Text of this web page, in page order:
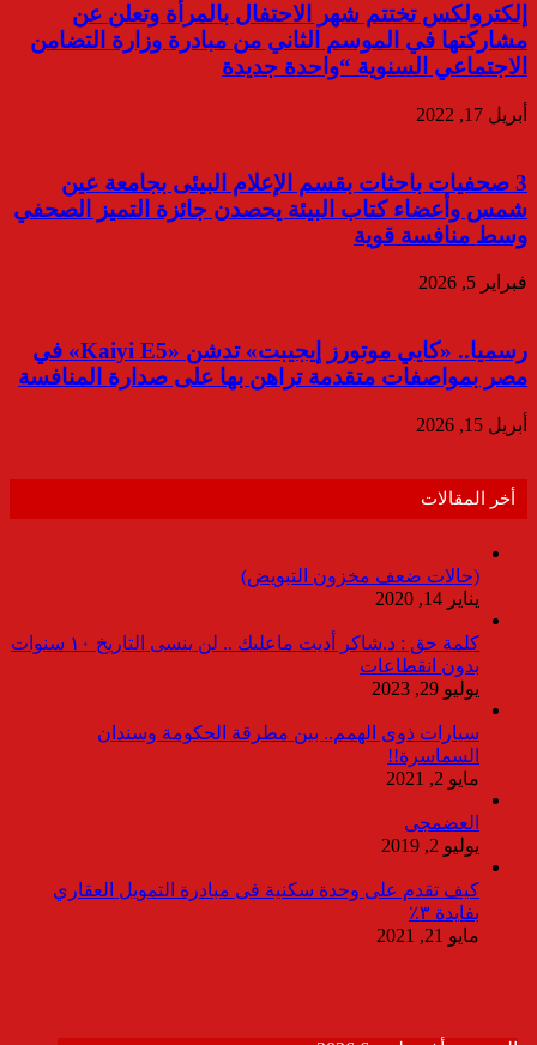
إلكترولكس تختتم شهر الاحتفال بالمرأة وتعلن عن
مشاركتها في الموسم الثاني من مبادرة وزارة التضامن
الاجتماعي السنوية “واحدة جديدة
أبريل 17, 2022
3 صحفيات باحثات بقسم الإعلام البيئى بجامعة عين
شمس وأعضاء كتاب البيئة يحصدن جائزة التميز الصحفي
وسط منافسة قوية
فبراير 5, 2026
رسميا.. «كايي موتورز إيجيبت» تدشن «Kaiyi E5» في
مصر بمواصفات متقدمة تراهن بها على صدارة المنافسة
أبريل 15, 2026
أخر المقالات
(حالات ضعف مخزون التبويض)
يناير 14, 2020
كلمة حق : د.شاكر أديت ماعليك .. لن ينسى التاريخ ١٠ سنوات
بدون انقطاعات
يوليو 29, 2023
سيارات ذوى الهمم.. بين مطرقة الحكومة وسندان
السماسرة!!
مايو 2, 2021
العضمجى
يوليو 2, 2019
كيف تقدم على وحدة سكنية فى مبادرة التمويل العقاري
بفايدة ٣٪
مايو 21, 2021